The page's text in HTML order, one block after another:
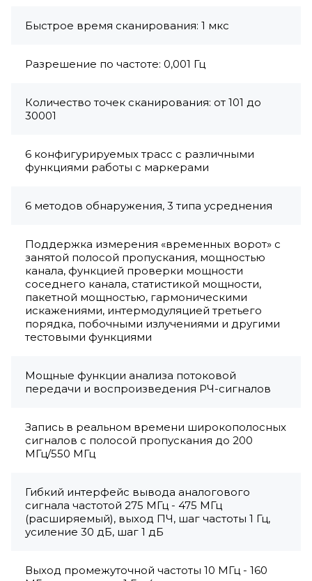
Быстрое время сканирования: 1 мкс
Разрешение по частоте: 0,001 Гц
Количество точек сканирования: от 101 до
30001
6 конфигурируемых трасс с различными
функциями работы с маркерами
6 методов обнаружения, 3 типа усреднения
Поддержка измерения «временных ворот» с
занятой полосой пропускания, мощностью
канала, функцией проверки мощности
соседнего канала, статистикой мощности,
пакетной мощностью, гармоническими
искажениями, интермодуляцией третьего
порядка, побочными излучениями и другими
тестовыми функциями
Мощные функции анализа потоковой
передачи и воспроизведения РЧ-сигналов
Запись в реальном времени широкополосных
сигналов с полосой пропускания до 200
МГц/550 МГц
Гибкий интерфейс вывода аналогового
сигнала частотой 275 МГц - 475 МГц
(расширяемый), выход ПЧ, шаг частоты 1 Гц,
усиление 30 дБ, шаг 1 дБ
Выход промежуточной частоты 10 МГц - 160